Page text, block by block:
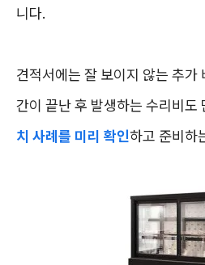
니다.
견적서에는 잘 보이지 않는 추가
간이 끝난 후 발생하는 수리비도
치 사례를 미리 확인하고 준비하